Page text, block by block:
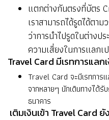
แตกต่างกันตรงที่บัตร
เราสามารถได้รูดได้ตา
ว่าการนำไปรูดในต่าง
ความเสี่ยงในการแลก
Travel Card มีเรทการแลก
Travel Card จะมีเรทการ
จากหลายๆ นักเดินทางได้รั
ธนาคาร
เติมเงินเข้า Travel Card ยั